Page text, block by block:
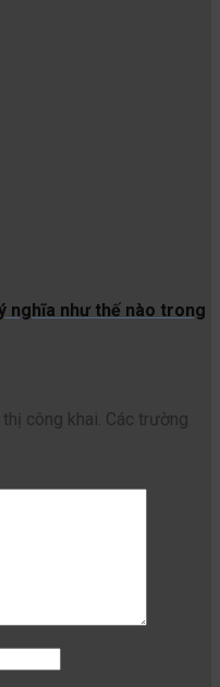
nghĩa như thế nào trong
công khai. Các trường